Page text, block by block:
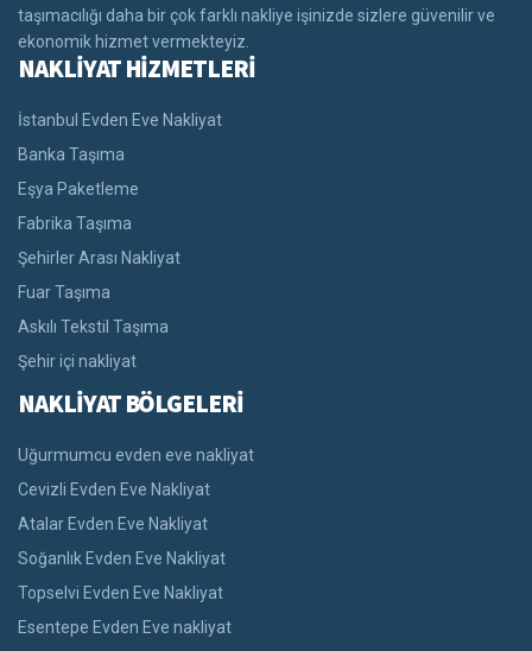
taşımacılığı daha bir çok farklı nakliye işinizde sizlere güvenilir ve
ekonomik hizmet vermekteyiz.
NAKLİYAT HİZMETLERİ
İstanbul Evden Eve Nakliyat
Banka Taşıma
Eşya Paketleme
Fabrika Taşıma
Şehirler Arası Nakliyat
Fuar Taşıma
Askılı Tekstil Taşıma
Şehir içi nakliyat
NAKLİYAT BÖLGELERİ
Uğurmumcu evden eve nakliyat
Cevizli Evden Eve Nakliyat
Atalar Evden Eve Nakliyat
Soğanlık Evden Eve Nakliyat
Topselvi Evden Eve Nakliyat
Esentepe Evden Eve nakliyat